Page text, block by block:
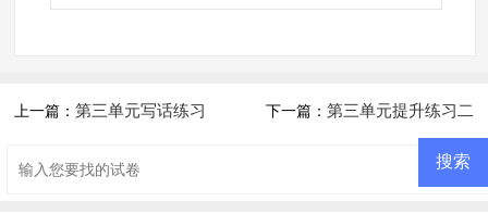
上一篇：第三单元写话练习 下一篇： 第三单元提升练习二